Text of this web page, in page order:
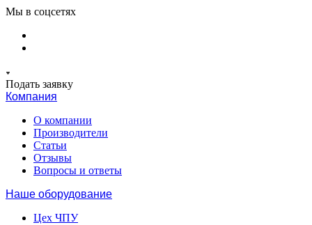
Мы в соцсетях
Подать заявку
Компания
О компании
Производители
Статьи
Отзывы
Вопросы и ответы
Наше оборудование
Цех ЧПУ